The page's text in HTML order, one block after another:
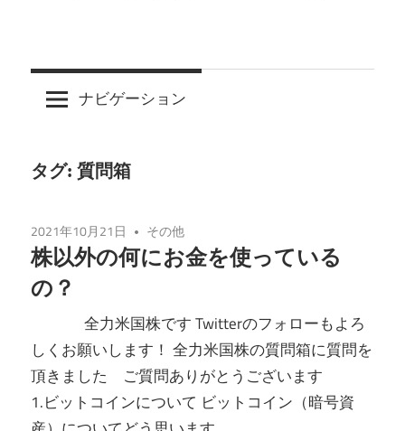
プ
ナビゲーション
タグ: 質問箱
2021年10月21日 その他
株以外の何にお金を使っている
の？
全力米国株です Twitterのフォローもよろ
しくお願いします！ 全力米国株の質問箱に質問を
頂きました ご質問ありがとうございます
1.ビットコインについて ビットコイン（暗号資